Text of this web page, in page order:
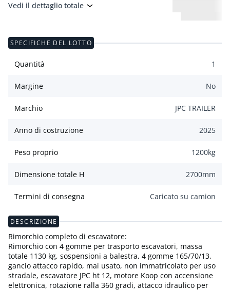
Vedi il dettaglio totale
SPECIFICHE DEL LOTTO
Quantità 1
Margine No
Marchio JPC TRAILER
Anno di costruzione 2025
Peso proprio 1200kg
Dimensione totale H 2700mm
Termini di consegna Caricato su camion
DESCRIZIONE
Rimorchio completo di escavatore:
Rimorchio con 4 gomme per trasporto escavatori, massa
totale 1130 kg, sospensioni a balestra, 4 gomme 165/70/13,
gancio attacco rapido, mai usato, non immatricolato per uso
stradale, escavatore JPC ht 12, motore Koop con accensione
elettronica, rotazione ralla 360 gradi, attacco idraulico per